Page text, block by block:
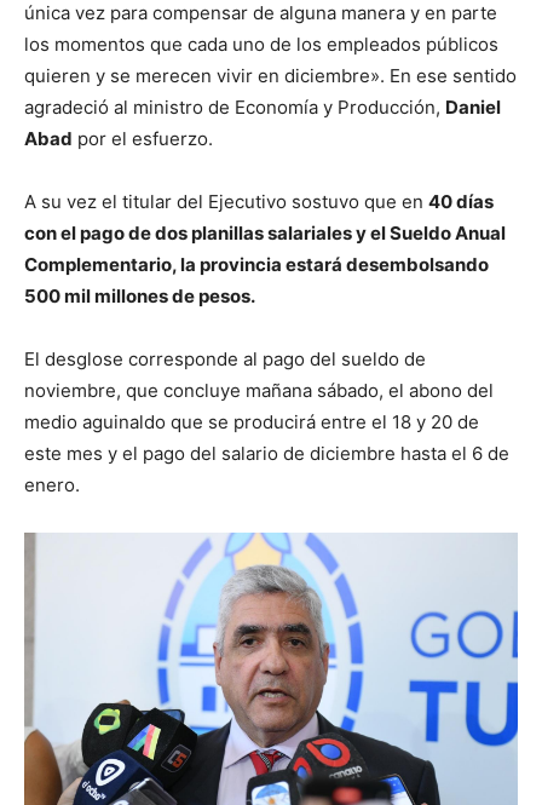
única vez para compensar de alguna manera y en parte
los momentos que cada uno de los empleados públicos
quieren y se merecen vivir en diciembre». En ese sentido
agradeció al ministro de Economía y Producción, Daniel
Abad por el esfuerzo.
A su vez el titular del Ejecutivo sostuvo que en 40 días
con el pago de dos planillas salariales y el Sueldo Anual
Complementario, la provincia estará desembolsando
500 mil millones de pesos.
El desglose corresponde al pago del sueldo de
noviembre, que concluye mañana sábado, el abono del
medio aguinaldo que se producirá entre el 18 y 20 de
este mes y el pago del salario de diciembre hasta el 6 de
enero.